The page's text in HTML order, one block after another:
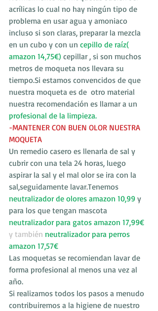
acrílicas lo cual no hay ningún tipo de
problema en usar agua y amoniaco
incluso si son claras, preparar la mezcla
en un cubo y con un cepillo de raíz(
amazon 14,75€) cepillar , si son muchos
metros de moqueta nos llevara su
tiempo.Si estamos convencidos de que
nuestra moqueta es de  otro material
nuestra recomendación es llamar a un
profesional de la limpieza.
-MANTENER CON BUEN OLOR NUESTRA
MOQUETA
Un remedio casero es llenarla de sal y
cubrir con una tela 24 horas, luego
aspirar la sal y el mal olor se ira con la
sal,seguidamente lavar.Tenemos
neutralizador de olores amazon 10,99 y
para los que tengan mascota
neutralizador para gatos amazon 17,99€
y también neutralizador para perros
amazon 17,57€
Las moquetas se recomiendan lavar de
forma profesional al menos una vez al
año.
Si realizamos todos los pasos a menudo
contribuiremos a la higiene de nuestro